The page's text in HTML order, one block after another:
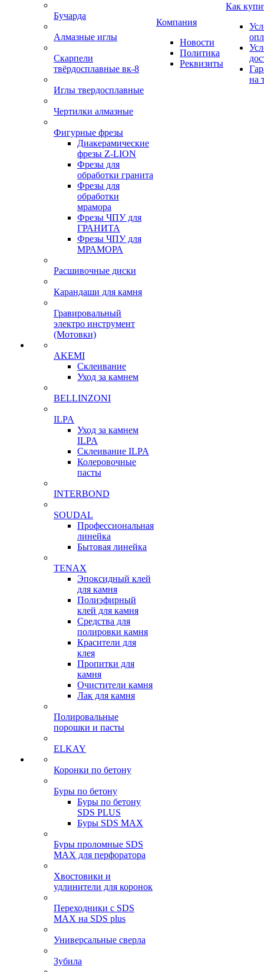
Бучарда
Алмазные иглы
Скарпели
твёрдосплавные вк-8
Иглы твердосплавные
Чертилки алмазные
Фигурные фрезы
Диакерамические
фрезы Z-LION
Фрезы для
обработки гранита
Фрезы для
обработки
мрамора
Фрезы ЧПУ для
ГРАНИТА
Фрезы ЧПУ для
МРАМОРА
Расшивочные диски
Карандаши для камня
Гравировальный
электро инструмент
(Мотовки)
AKEMI
Склеивание
Уход за камнем
BELLINZONI
ILPA
Уход за камнем
ILPA
Склеивание ILPA
Колеровочные
пасты
INTERBOND
SOUDAL
Профессиональная
линейка
Бытовая линейка
TENAX
Эпоксидный клей
для камня
Полиэфирный
клей для камня
Средства для
полировки камня
Красители для
клея
Пропитки для
камня
Очистители камня
Лак для камня
Полировальные
порошки и пасты
ELKAY
Коронки по бетону
Буры по бетону
Буры по бетону
SDS PLUS
Буры SDS MAX
Буры проломные SDS
MAX для перфоратора
Хвостовики и
удлинители для коронок
Переходники с SDS
MAX на SDS plus
Универсальные сверла
Зубила
Компания
Новости
Политика
Реквизиты
Как
на